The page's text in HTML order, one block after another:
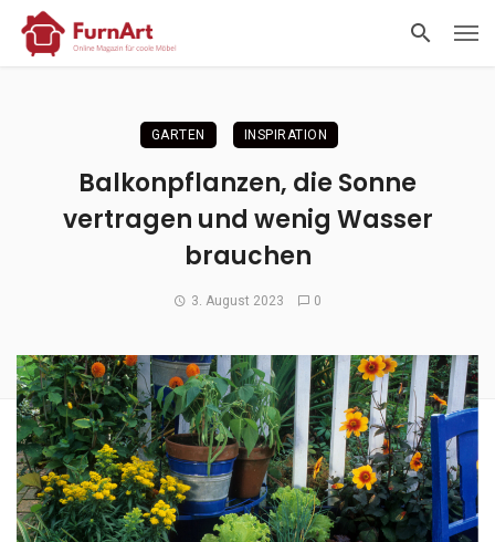
GARTEN INSPIRATION
Balkonpflanzen, die Sonne
vertragen und wenig Wasser
brauchen
3. August 2023 0